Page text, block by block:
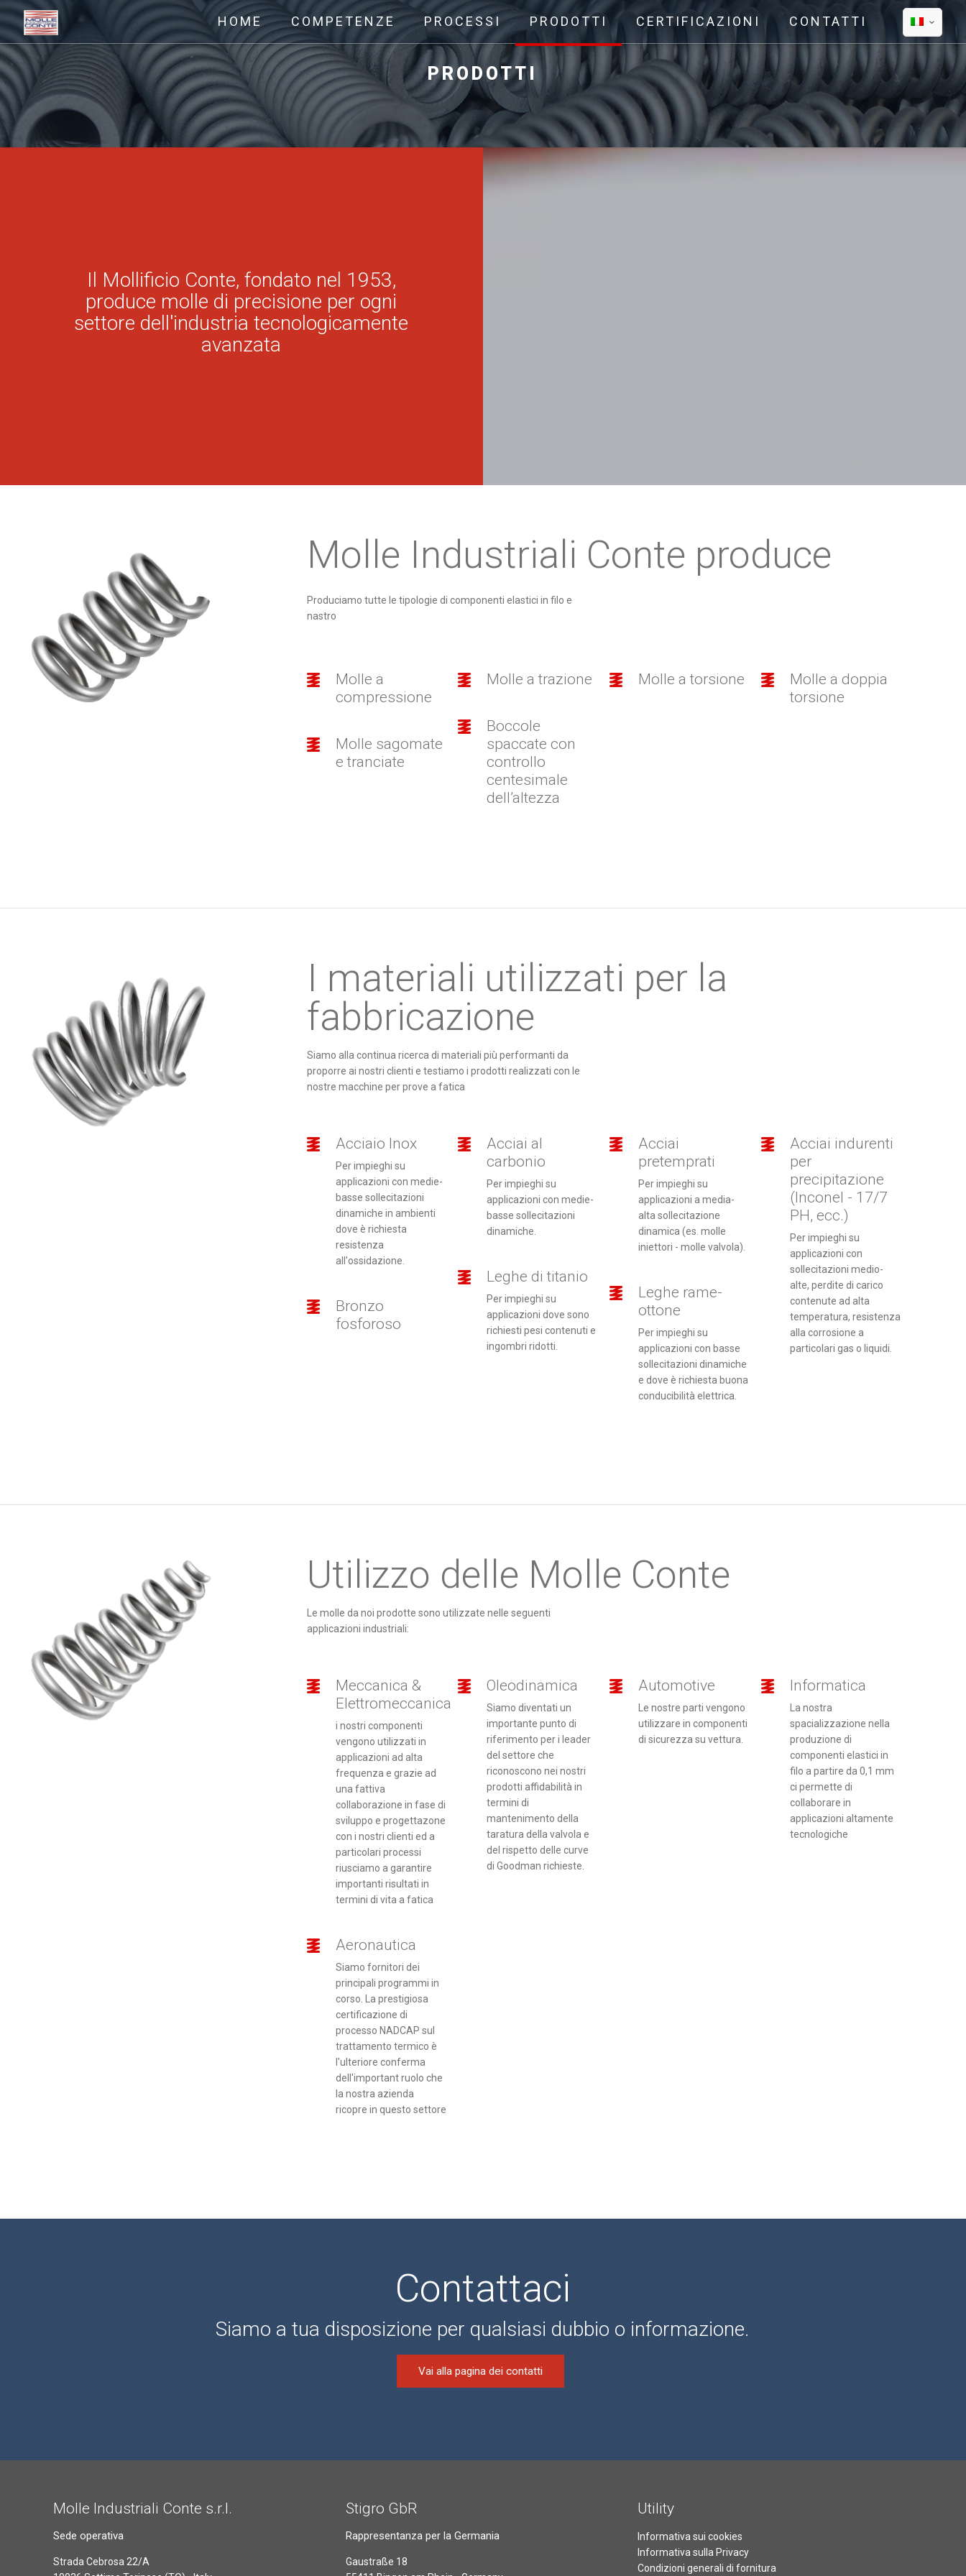
HOME COMPETENZE PROCESSI PRODOTTI CERTIFICAZIONI CONTATTI
PRODOTTI
Il Mollificio Conte, fondato nel 1953,
produce molle di precisione per ogni
settore dell'industria tecnologicamente
avanzata
Molle Industriali Conte produce
Produciamo tutte le tipologie di componenti elastici in filo e
nastro
Molle a
compressione
Molle sagomate
e tranciate
Molle a trazione
Boccole
spaccate con
controllo
centesimale
dell’altezza
Molle a torsione
Molle a doppia
torsione
I materiali utilizzati per la
fabbricazione
Siamo alla continua ricerca di materiali più performanti da
proporre ai nostri clienti e testiamo i prodotti realizzati con le
nostre macchine per prove a fatica
Acciaio Inox
Per impieghi su
applicazioni con medie-
basse sollecitazioni
dinamiche in ambienti
dove è richiesta
resistenza
all'ossidazione.
Bronzo
fosforoso
Acciai al
carbonio
Per impieghi su
applicazioni con medie-
basse sollecitazioni
dinamiche.
Leghe di titanio
Per impieghi su
applicazioni dove sono
richiesti pesi contenuti e
ingombri ridotti.
Acciai
pretemprati
Per impieghi su
applicazioni a media-
alta sollecitazione
dinamica (es. molle
iniettori - molle valvola).
Leghe rame-
ottone
Per impieghi su
applicazioni con basse
sollecitazioni dinamiche
e dove è richiesta buona
conducibilità elettrica.
Acciai indurenti
per
precipitazione
(Inconel - 17/7
PH, ecc.)
Per impieghi su
applicazioni con
sollecitazioni medio-
alte, perdite di carico
contenute ad alta
temperatura, resistenza
alla corrosione a
particolari gas o liquidi.
Utilizzo delle Molle Conte
Le molle da noi prodotte sono utilizzate nelle seguenti
applicazioni industriali:
Meccanica &
Elettromeccanica
i nostri componenti
vengono utilizzati in
applicazioni ad alta
frequenza e grazie ad
una fattiva
collaborazione in fase di
sviluppo e progettazone
con i nostri clienti ed a
particolari processi
riusciamo a garantire
importanti risultati in
termini di vita a fatica
Aeronautica
Siamo fornitori dei
principali programmi in
corso. La prestigiosa
certificazione di
processo NADCAP sul
trattamento termico è
l'ulteriore conferma
dell'important ruolo che
la nostra azienda
ricopre in questo settore
Oleodinamica
Siamo diventati un
importante punto di
riferimento per i leader
del settore che
riconoscono nei nostri
prodotti affidabilità in
termini di
mantenimento della
taratura della valvola e
del rispetto delle curve
di Goodman richieste.
Automotive
Le nostre parti vengono
utilizzare in componenti
di sicurezza su vettura.
Informatica
La nostra
spacializzazione nella
produzione di
componenti elastici in
filo a partire da 0,1 mm
ci permette di
collaborare in
applicazioni altamente
tecnologiche
Contattaci
Siamo a tua disposizione per qualsiasi dubbio o informazione.
Vai alla pagina dei contatti
Molle Industriali Conte s.r.l.
Sede operativa
Strada Cebrosa 22/A
Stigro GbR
Rappresentanza per la Germania
Gaustraße 18
Utility
Informativa sui cookies
Informativa sulla Privacy
Condizioni generali di fornitura